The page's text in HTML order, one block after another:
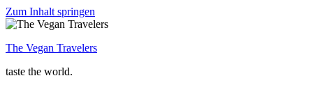
Zum Inhalt springen
The Vegan Travelers
taste the world.